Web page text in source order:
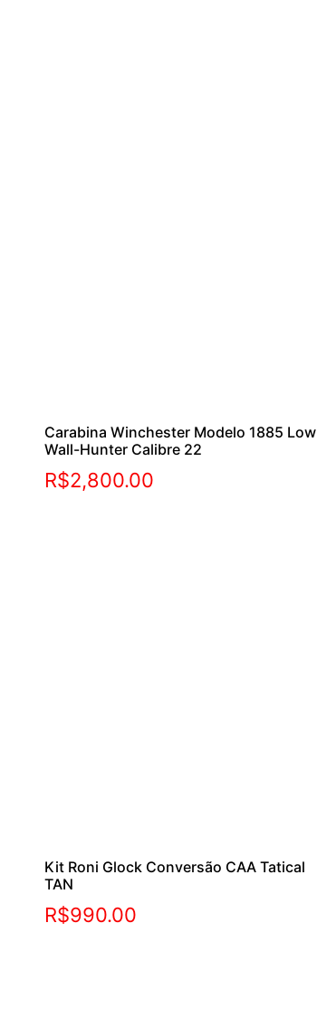
Carabina Winchester Modelo 1885 Low
Wall-Hunter Calibre 22
R$2,800.00
Kit Roni Glock Conversão CAA Tatical
TAN
R$990.00